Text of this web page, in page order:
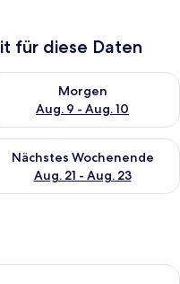
für diese Daten
Nacht, Aug. 8 - Aug. 9.
Morgen
Aug. 9 - Aug. 10
die Verfügbarkeit
Wochenende, Aug. 14
Nächstes Wochenende
Aug. 21 - Aug. 23
die Verfügbarkeit
modernes Hotelzimmer mit